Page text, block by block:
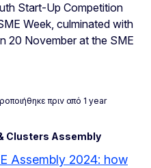
Start-Up Competition
Week, culminated with
20 November at the SME
πριν από 1 year
Clusters Assembly
Assembly 2024: how